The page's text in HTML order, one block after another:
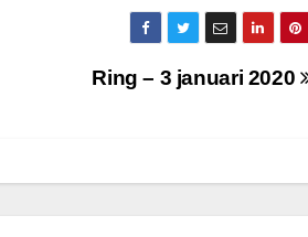
Ring – 3 januari 2020